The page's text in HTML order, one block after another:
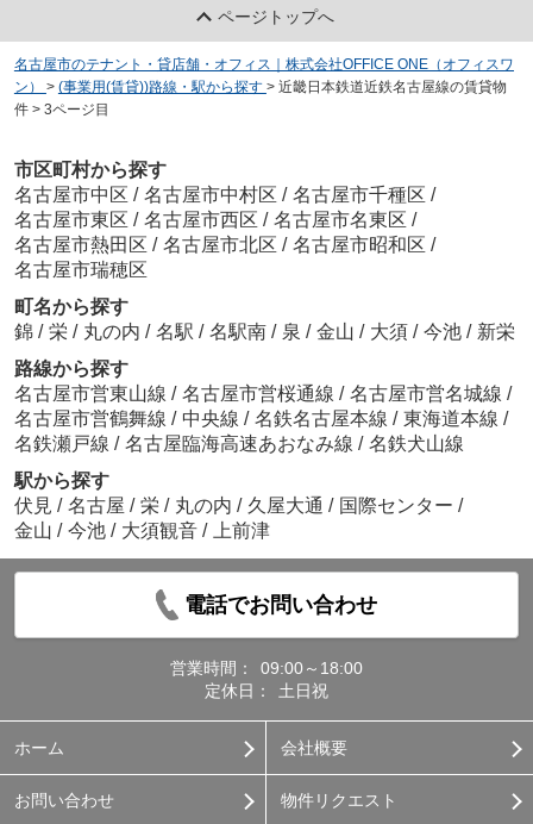
ページトップへ
名古屋市のテナント・貸店舗・オフィス｜株式会社OFFICE ONE（オフィスワ
ン）
> (事業用(賃貸))路線・駅から探す > 近畿日本鉄道近鉄名古屋線の賃貸物
件 > 3ページ目
市区町村から探す
名古屋市中区 / 名古屋市中村区 / 名古屋市千種区 /
名古屋市東区 / 名古屋市西区 / 名古屋市名東区 /
名古屋市熱田区 / 名古屋市北区 / 名古屋市昭和区 /
名古屋市瑞穂区
町名から探す
錦 / 栄 / 丸の内 / 名駅 / 名駅南 / 泉 / 金山 / 大須 / 今池 / 新栄
路線から探す
名古屋市営東山線 / 名古屋市営桜通線 / 名古屋市営名城線 /
名古屋市営鶴舞線 / 中央線 / 名鉄名古屋本線 / 東海道本線 /
名鉄瀬戸線 / 名古屋臨海高速あおなみ線 / 名鉄犬山線
駅から探す
伏見 / 名古屋 / 栄 / 丸の内 / 久屋大通 / 国際センター /
金山 / 今池 / 大須観音 / 上前津
電話でお問い合わせ
営業時間：
09:00～18:00
定休日：
土日祝
ホーム 会社概要
お問い合わせ 物件リクエスト